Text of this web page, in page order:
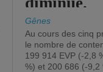
Gênes
Au cours des cinq
le nombre de
199 914 EVP (-2,8
%) et 200 686 (-9,2